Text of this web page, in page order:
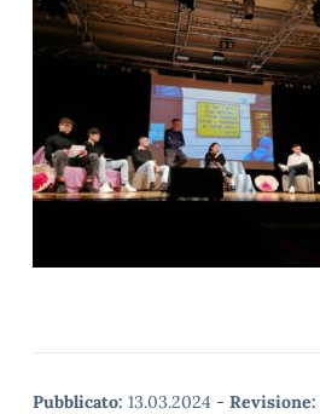
Pubblicato: 13.03.2024 - Revisione: